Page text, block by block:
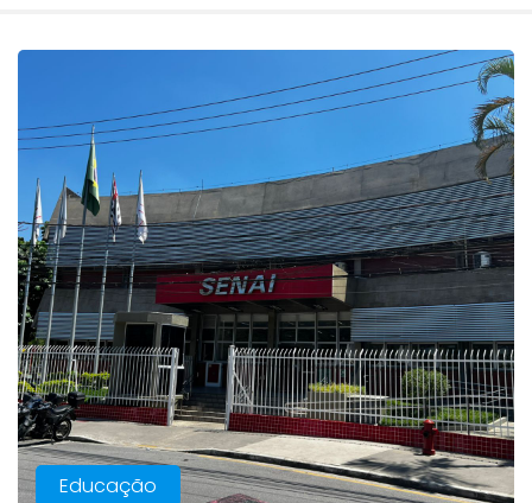
Educação